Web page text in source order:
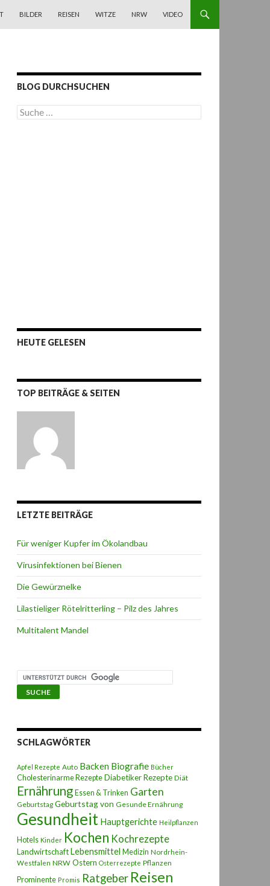
BILDER REISEN WITZE NRW VIDEO
BLOG DURCHSUCHEN
S
u
HEUTE GELESEN
TOP BEITRÄGE & SEITEN
LETZTE BEITRÄGE
Für weniger Kupfer im Ökolandbau
Virusinfektionen bei Bienen
Die Gewürznelke
Lilastieliger Rötelritterling – Pilz des Jahres
Multitalent Mandel
SCHLAGWÖRTER
Apfel Rezepte Auto Backen Biografie Bücher
Cholesterinarme Rezepte Diabetiker Rezepte Diät
Ernährung Essen & Trinken Garten
Geburtstag Geburtstag von Gesunde Ernährung
Gesundheit Hauptgerichte Heilpflanzen
Hotels Kinder Kochen Kochrezepte
LandwirtschaftLebensmittel Medizin Nordrhein-
Westfalen NRW Ostern Osterrezepte Pflanzen
Prominente Promis Ratgeber Reisen